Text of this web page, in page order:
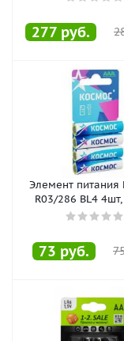
277 руб.
Элемент питания
R03/286 BL4
73 руб.